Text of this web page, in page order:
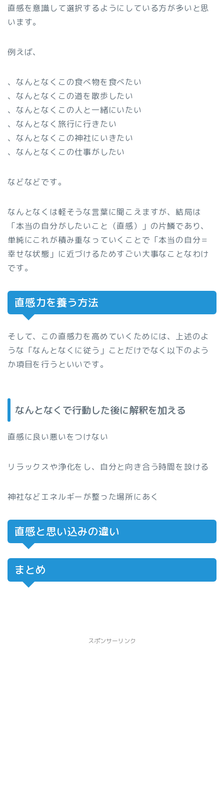
直感を意識して選択するようにしている方が多いと思
います。
例えば、
、なんとなくこの食べ物を食べたい
、なんとなくこの道を散歩したい
、なんとなくこの人と一緒にいたい
、なんとなく旅行に行きたい
、なんとなくこの神社にいきたい
、なんとなくこの仕事がしたい
などなどです。
なんとなくは軽そうな言葉に聞こえますが、結局は
「本当の自分がしたいこと（直感）」の片鱗であり、
単純にこれが積み重なっていくことで「本当の自分＝
幸せな状態」に近づけるためすごい大事なことなわけ
です。
直感力を養う方法
そして、この直感力を高めていくためには、上述のよ
うな「なんとなくに従う」ことだけでなく以下のよう
か項目を行うといいです。
なんとなくで行動した後に解釈を加える
直感に良い悪いをつけない
リラックスや浄化をし、自分と向き合う時間を設ける
神社などエネルギーが整った場所にあく
直感と思い込みの違い
まとめ
スポンサーリンク